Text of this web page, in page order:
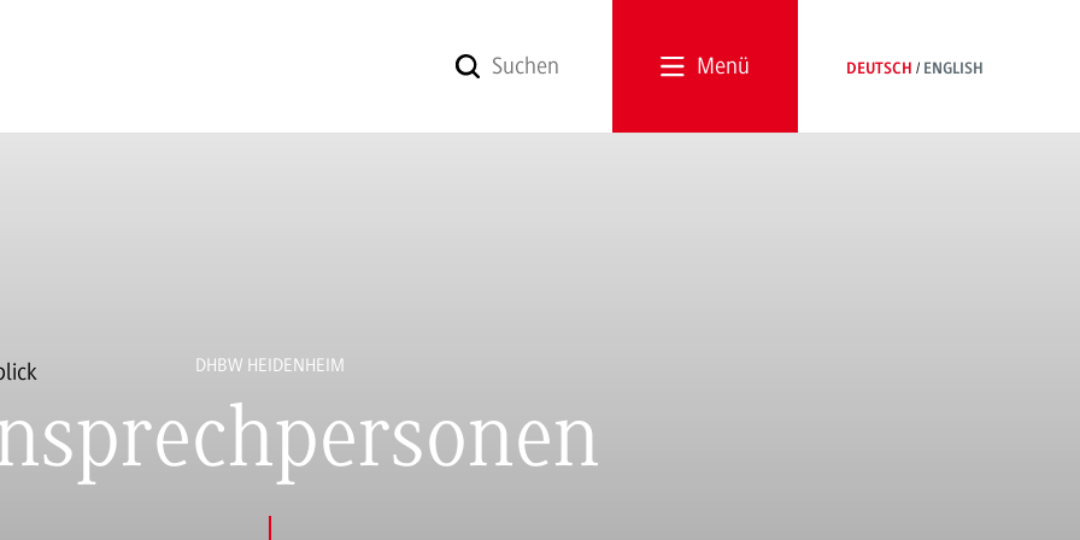
Menü DEUTSCH ENGLISH
DHBW HEIDENHEIM